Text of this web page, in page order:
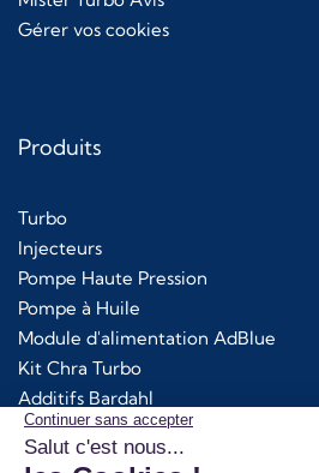
Gérer vos cookies
Produits
Turbo
Injecteurs
Pompe Haute Pression
Pompe à Huile
Module d'alimentation AdBlue
Kit Chra Turbo
Additifs Bardahl